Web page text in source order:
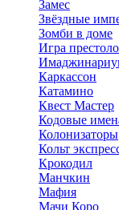
Замес
Звёздные
Зомби в доме
Игра
Каркассон
Катамино
Квест Мастер
Кодовые
Колонизаторы
Кольт
Крокодил
Манчкин
Мафия
Мачи Коро